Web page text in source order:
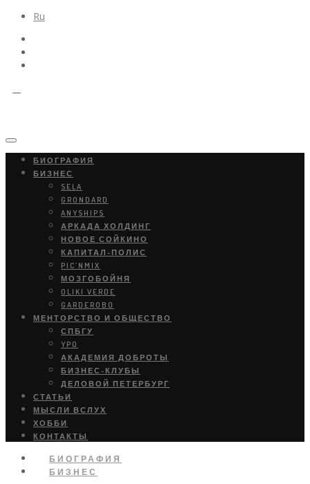
Ru
БИОГРАФИЯ
БИЗНЕС
SELA
GRONDARD
ANYSHIPS
АРКАДА ХОЛДИНГ
НОВОЕ СОЙКИНО
КАПИТАЛ-ПОЛИС
PIC’NMIX
МОЗГОБОЙНЯ
OLIKI VERDE
GARDEROBO
МЕНТОРСТВО И ОБЩЕСТВО
СПБГУ
YPO
АКАДЕМИЯ ДОБРОТЫ
БИЗНЕС-КЛУБЫ
ДЕЛОВОЙ ПЕТЕРБУРГ
СТАТЬИ
МЫСЛИ ВСЛУХ
ХОББИ
КОНТАКТЫ
БИОГРАФИЯ
БИЗНЕС